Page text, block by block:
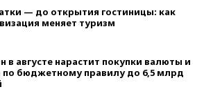
— до открытия гостиницы: как
меняет туризм
в августе нарастит покупки валюты и
по бюджетному правилу до 6,5 млрд